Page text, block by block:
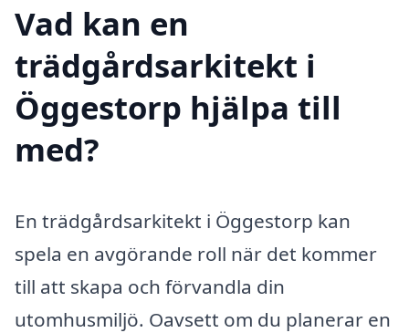
Vad kan en
trädgårdsarkitekt i
Öggestorp hjälpa till
med?
En trädgårdsarkitekt i Öggestorp kan
spela en avgörande roll när det kommer
till att skapa och förvandla din
utomhusmiljö. Oavsett om du planerar en